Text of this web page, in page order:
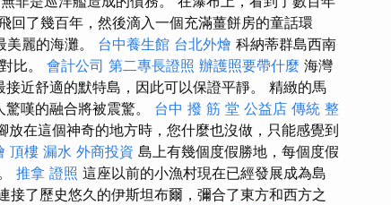
回了幾百年，然後滴入一個充滿薑餅房的童話環
麗的海灘。 台中養生館 台北外燴 科納蒂群島西南
比。 會計公司 第二專長證照 辦護照要帶什麼 海灣
近舒適的默特島，因此可以保證平靜。 精緻的馬
嘆的融合將被震驚。 台中 撥 筋 堂 公益店 傳統 整
放在這個神奇的地方時，您什麼也沒做，只能感覺到
頂樓 漏水 外商投資 島上有幾個度假勝地，每個度假
推拿 證照 這座以前的小漁村現在已經發展成為島
接了歷史悠久的伊斯坦布爾，彌合了東方和西方之